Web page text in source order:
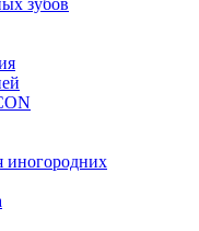
зубов
иногородних